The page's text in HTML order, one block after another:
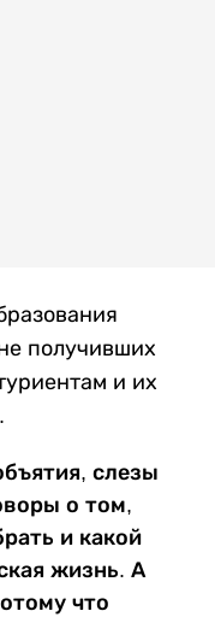
получивших
и их
.
слезы
о том,
и какой
жизнь. А
что